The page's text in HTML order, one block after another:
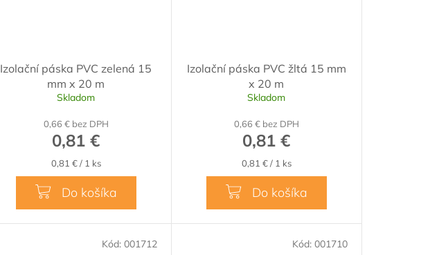
Izolační páska PVC zelená 15
mm x 20 m
Skladom
0,66 € bez DPH
0,81 €
Jednotková
cena:
0,81 € / 1 ks
Do košíka
Izolační páska PVC žltá 15 mm
x 20 m
Skladom
0,66 € bez DPH
0,81 €
Jednotková
cena:
0,81 € / 1 ks
Do košíka
Kód: 001712 Kód: 001710